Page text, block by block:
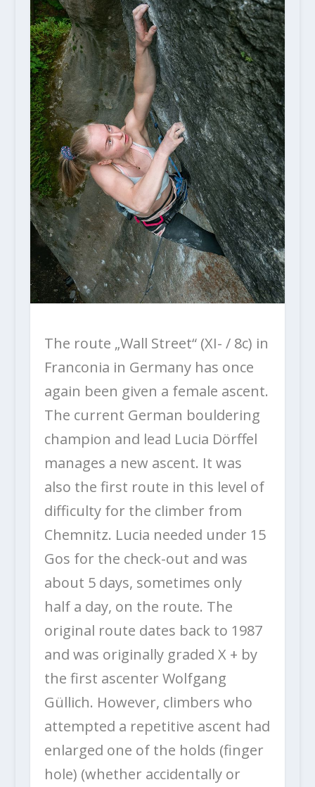
The route „Wall Street“ (XI- / 8c) in
Franconia in Germany has once
again been given a female ascent.
The current German bouldering
champion and lead Lucia Dörffel
manages a new ascent. It was
also the first route in this level of
difficulty for the climber from
Chemnitz. Lucia needed under 15
Gos for the check-out and was
about 5 days, sometimes only
half a day, on the route. The
original route dates back to 1987
and was originally graded X + by
the first ascenter Wolfgang
Güllich. However, climbers who
attempted a repetitive ascent had
enlarged one of the holds (finger
hole) (whether accidentally or